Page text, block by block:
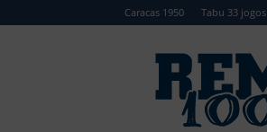
Caracas 1950 Tabu 33 jogos